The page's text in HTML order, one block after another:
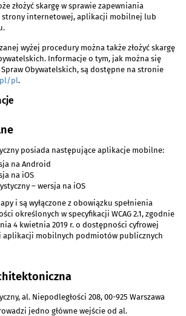
złożyć skargę w sprawie zapewniania
strony internetowej, aplikacji mobilnej lub
wyżej procedury można także złożyć skargę
Informacje o tym, jak można się
Obywatelskich, są dostępne na stronie
pl.
posiada następujące aplikacje mobilne:
na Android
na iOS
– wersja na iOS
i są wyłączone z obowiązku spełnienia
określonych w specyfikacji WCAG 2.1, zgodnie
4 kwietnia 2019 r. o dostępności cyfrowej
mobilnych podmiotów publicznych
al. Niepodległości 208, 00-925 Warszawa
jedno główne wejście od al.